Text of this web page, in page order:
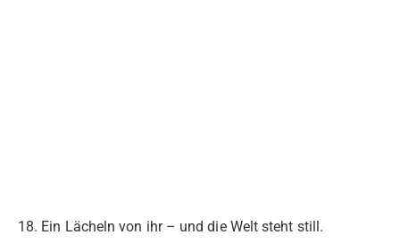
18. Ein Lächeln von ihr – und die Welt steht still.